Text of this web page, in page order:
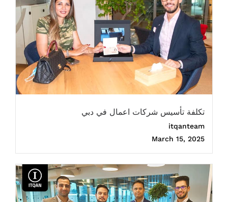
تكلفة تأسيس شركات اعمال في دبي
itqanteam
March 15, 2025